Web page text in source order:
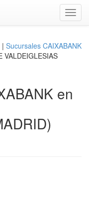
| Sucursales CAIXABANK
VALDEIGLESIAS
en